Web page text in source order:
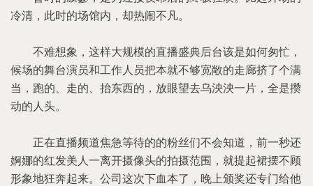
冷清，此时的场馆内，却热闹不凡。
不难想象，这样大规模的直播盛典后台该是如何匆忙，
候场的舞台演员和工作人员把本就不够宽敞的走廊挤了个满
当，跑的、走的、抬东西的，放眼望去乌泱泱一片，全是攒
动的人头。
正在直播频道焦急等待的的粉丝们不会知道，前一秒还
婀娜的红发美人一离开摄像头的拍摄范围，就提起裙摆不顾
形象地狂奔起来。公司这次下血本了，晚上颁奖还专门给他